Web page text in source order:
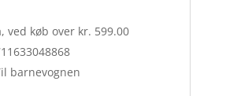
ved køb over kr. 599.00
barnevognen